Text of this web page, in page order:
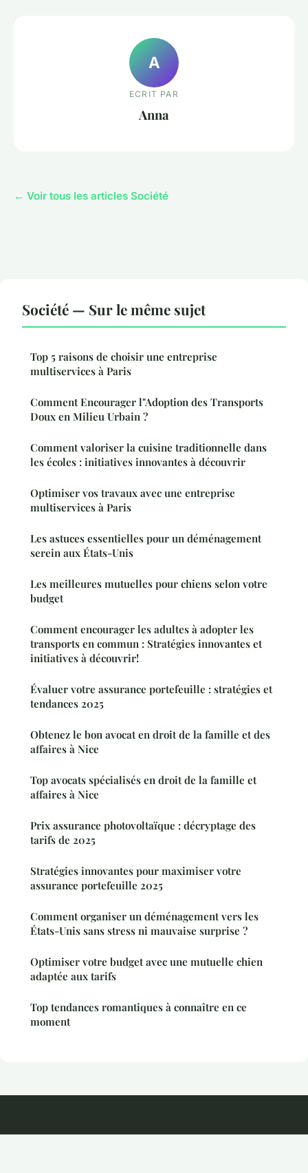
A
ECRIT PAR
Anna
← Voir tous les articles Société
Société — Sur le même sujet
Top 5 raisons de choisir une entreprise
multiservices à Paris
Comment Encourager l"Adoption des Transports
Doux en Milieu Urbain ?
Comment valoriser la cuisine traditionnelle dans
les écoles : initiatives innovantes à découvrir
Optimiser vos travaux avec une entreprise
multiservices à Paris
Les astuces essentielles pour un déménagement
serein aux États-Unis
Les meilleures mutuelles pour chiens selon votre
budget
Comment encourager les adultes à adopter les
transports en commun : Stratégies innovantes et
initiatives à découvrir!
Évaluer votre assurance portefeuille : stratégies et
tendances 2025
Obtenez le bon avocat en droit de la famille et des
affaires à Nice
Top avocats spécialisés en droit de la famille et
affaires à Nice
Prix assurance photovoltaïque : décryptage des
tarifs de 2025
Stratégies innovantes pour maximiser votre
assurance portefeuille 2025
Comment organiser un déménagement vers les
États-Unis sans stress ni mauvaise surprise ?
Optimiser votre budget avec une mutuelle chien
adaptée aux tarifs
Top tendances romantiques à connaître en ce
moment
Kayira